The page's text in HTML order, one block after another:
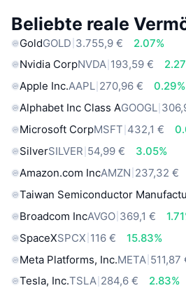
Beliebte reale
GoldGOLD 3.755,9 €
2.07%
Nvidia CorpNVDA 193,59 €
Apple Inc.AAPL 270,96 €
0.29%
Alphabet Inc Class AGOOGL
Microsoft CorpMSFT 432,1 €
SilverSILVER 54,99 €
3.05%
Amazon.com IncAMZN 237,32 €
Taiwan Semiconductor
Broadcom IncAVGO 369,1 €
SpaceXSPCX 116 €
15.83%
Meta Platforms, Inc.META 511,87
Tesla, Inc.TSLA 284,6 €
2.83%